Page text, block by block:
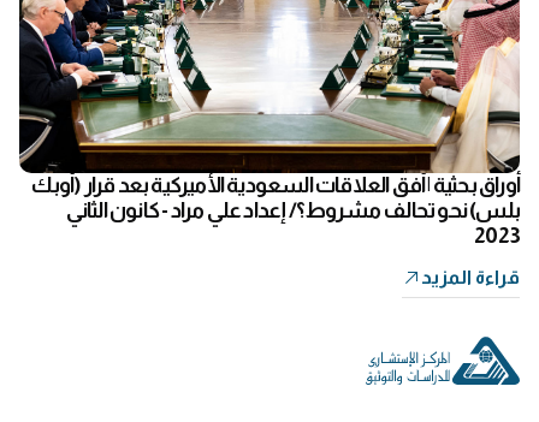
أوراق بحثية | أفق العلاقات السعودية الأميركية بعد قرار (أوبك
بلس) نحو تحالف مشروط؟/ إعداد علي مراد - كانون الثاني
2023
قراءة المزيد